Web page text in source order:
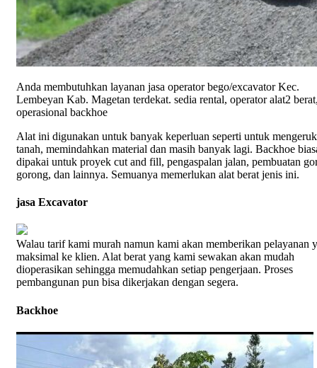
Anda membutuhkan layanan jasa operator bego/excavator Kec.
Lembeyan Kab. Magetan terdekat. sedia rental, operator alat2
operasional backhoe
Alat ini digunakan untuk banyak keperluan seperti untuk mengeruk
tanah, memindahkan material dan masih banyak lagi. Backhoe
dipakai untuk proyek cut and fill, pengaspalan jalan, pembuatan
gorong, dan lainnya. Semuanya memerlukan alat berat jenis ini.
jasa Excavator
Walau tarif kami murah namun kami akan memberikan pelayanan
maksimal ke klien. Alat berat yang kami sewakan akan mudah
dioperasikan sehingga memudahkan setiap pengerjaan. Proses
pembangunan pun bisa dikerjakan dengan segera.
Backhoe